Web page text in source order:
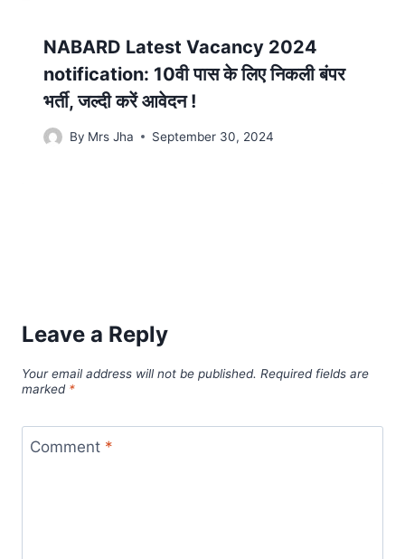
NABARD Latest Vacancy 2024
notification: 10वी पास के लिए निकली बंपर
भर्ती, जल्दी करें आवेदन !
By Mrs Jha September 30, 2024
Leave a Reply
Your email address will not be published. Required fields are
marked *
Comment *